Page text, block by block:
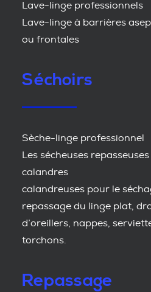
Lave-linge professionnels
Lave-linge à barrières
ou frontales
Séchoirs
Sèche-linge professionnel
Les sécheuses repasseuses
calandres
calandreuses pour le
repassage du linge plat,
d’oreillers, nappes,
torchons.
Repassage